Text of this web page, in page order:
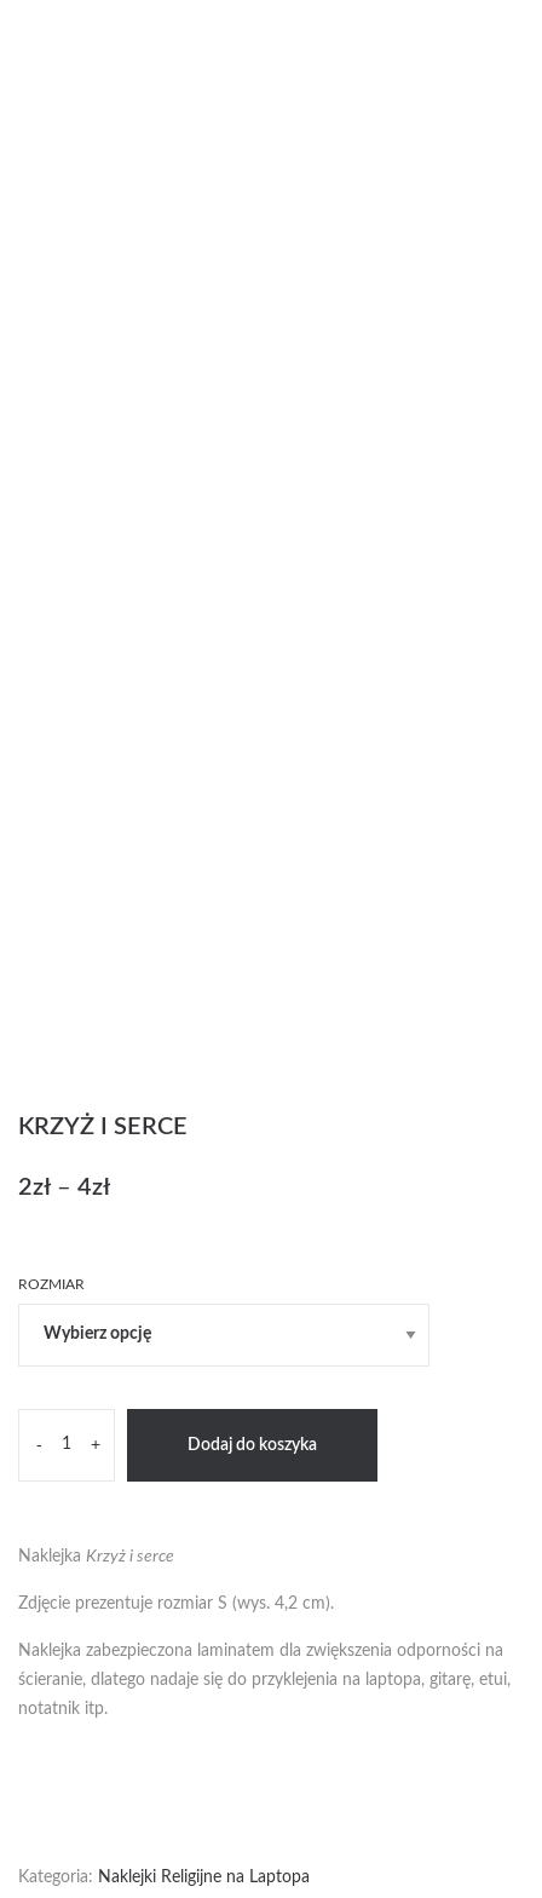
KRZYŻ I SERCE
2zł – 4zł
2zł
4zł
ROZMIAR
-
Krzyż
+ Dodaj do koszyka
Naklejka Krzyż i serce
Zdjęcie prezentuje rozmiar S (wys. 4,2 cm).
Naklejka zabezpieczona laminatem dla zwiększenia odporności na
ścieranie, dlatego nadaje się do przyklejenia na laptopa, gitarę, etui,
notatnik itp.
Kategoria: Naklejki Religijne na Laptopa